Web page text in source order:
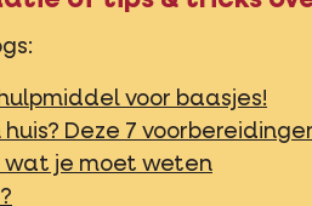
voor baasjes!
huis? Deze 7
wat je moet weten